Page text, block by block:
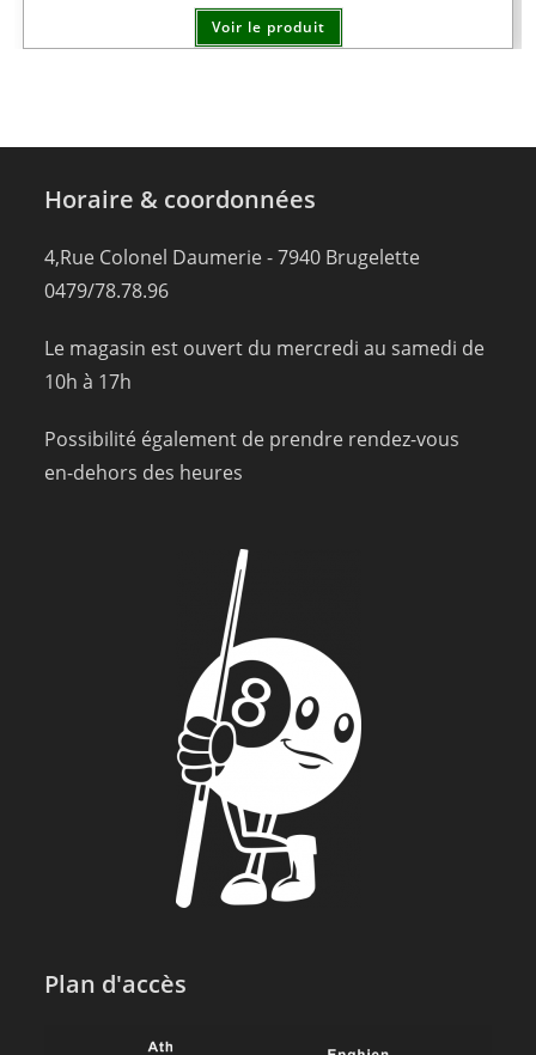
Voir le produit
Horaire & coordonnées
4,Rue Colonel Daumerie - 7940 Brugelette
0479/78.78.96
Le magasin est ouvert du mercredi au samedi de
10h à 17h
Possibilité également de prendre rendez-vous
en-dehors des heures
Plan d'accès